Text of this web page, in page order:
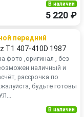
В наличии
5 220 ₽
передний
T1 407-410D 1987
фото ,оригинал , без
наличный и
рассрочка по
будьте готовы
В наличии